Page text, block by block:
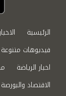
الرئيسية
فيديوهات متنوعة
اخبار الرياضة
الاقتصاد والبورصة